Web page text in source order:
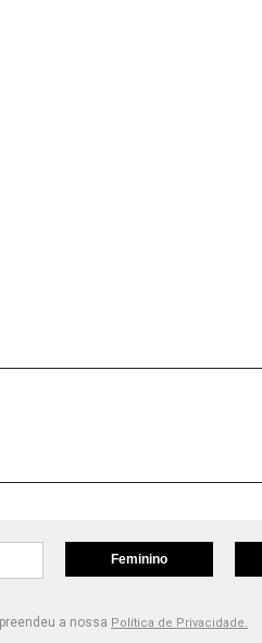
Feminino
a nossa Política de Privacidade.